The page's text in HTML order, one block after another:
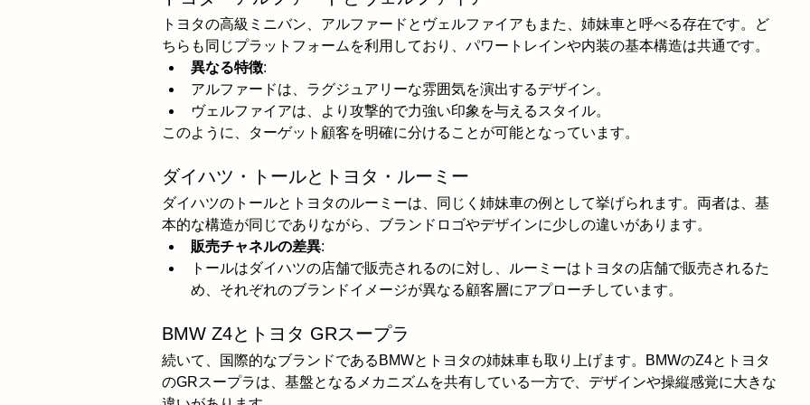
トヨタの高級ミニバン、アルファードとヴェルファイアもまた、姉妹車と呼べる存在です。ど
ちらも同じプラットフォームを利用しており、パワートレインや内装の基本構造は共通です。
異なる特徴:
アルファードは、ラグジュアリーな雰囲気を演出するデザイン。
ヴェルファイアは、より攻撃的で力強い印象を与えるスタイル。
このように、ターゲット顧客を明確に分けることが可能となっています。
ダイハツ・トールとトヨタ・ルーミー
ダイハツのトールとトヨタのルーミーは、同じく姉妹車の例として挙げられます。両者は、基
本的な構造が同じでありながら、ブランドロゴやデザインに少しの違いがあります。
販売チャネルの差異:
トールはダイハツの店舗で販売されるのに対し、ルーミーはトヨタの店舗で販売されるた
め、それぞれのブランドイメージが異なる顧客層にアプローチしています。
BMW Z4とトヨタ GRスープラ
続いて、国際的なブランドであるBMWとトヨタの姉妹車も取り上げます。BMWのZ4とトヨタ
のGRスープラは、基盤となるメカニズムを共有している一方で、デザインや操縦感覚に大きな